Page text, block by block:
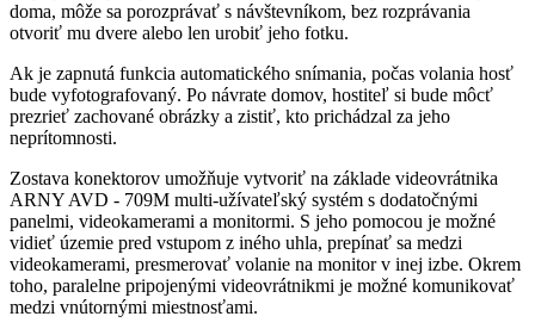
doma, môže sa porozprávať s návštevníkom, bez rozprávania
otvoriť mu dvere alebo len urobiť jeho fotku.
Ak je zapnutá funkcia automatického snímania, počas volania hosť
bude vyfotografovaný. Po návrate domov, hostiteľ si bude môcť
prezrieť zachované obrázky a zistiť, kto prichádzal za jeho
neprítomnosti.
Zostava konektorov umožňuje vytvoriť na základe videovrátnika
ARNY AVD - 709M multi-užívateľský systém s dodatočnými
panelmi, videokamerami a monitormi. S jeho pomocou je možné
vidieť územie pred vstupom z iného uhla, prepínať sa medzi
videokamerami, presmerovať volanie na monitor v inej izbe. Okrem
toho, paralelne pripojenými videovrátnikmi je možné komunikovať
medzi vnútornými miestnosťami.